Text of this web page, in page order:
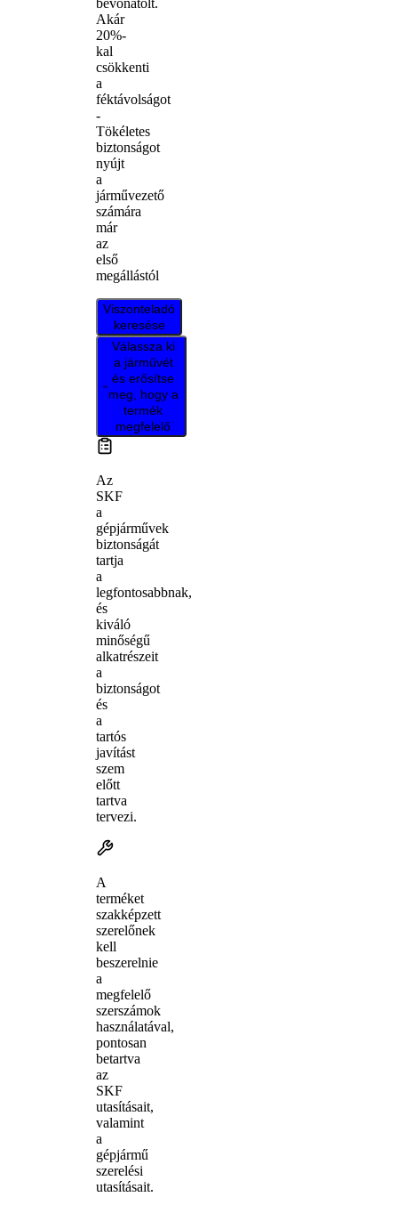
Akár
20%-
kal
csökkenti
a
féktávolságot
-
Tökéletes
biztonságot
nyújt
a
járművezető
számára
már
az
első
megállástól
Viszonteladó
keresése
Válassza ki
a járművét
és erősítse
meg, hogy a
termék
megfelelő
Az
SKF
a
gépjárművek
biztonságát
tartja
a
legfontosabbnak,
és
kiváló
minőségű
alkatrészeit
a
biztonságot
és
a
tartós
javítást
szem
előtt
tartva
tervezi.
A
terméket
szakképzett
szerelőnek
kell
beszerelnie
a
megfelelő
szerszámok
használatával,
pontosan
betartva
az
SKF
utasításait,
valamint
a
gépjármű
szerelési
utasításait.